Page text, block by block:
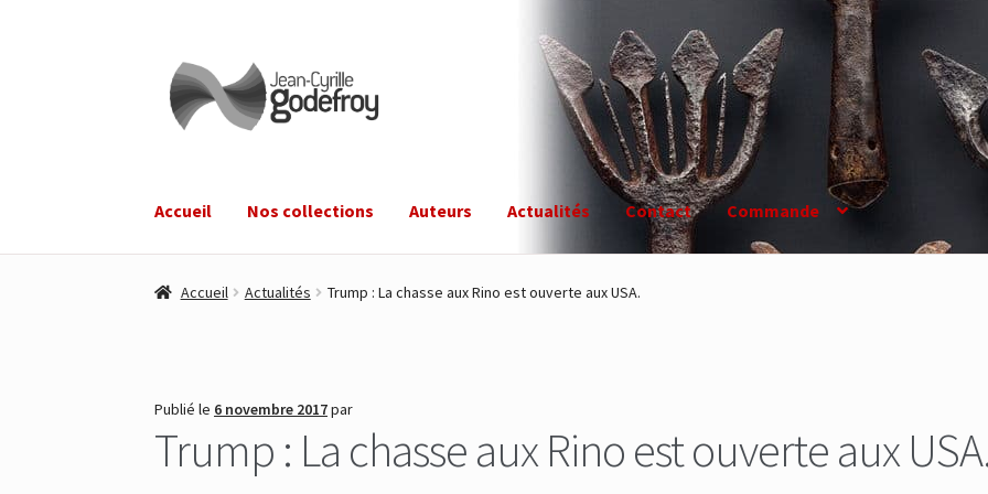
Aller
Aller
au
contenu
Accueil Nos collections Auteurs Actualités Contact Commande
Accueil Actualités Trump : La chasse aux Rino est ouverte aux USA.
Publié le 6 novembre 2017par
Trump : La chasse aux Rino est ouverte aux